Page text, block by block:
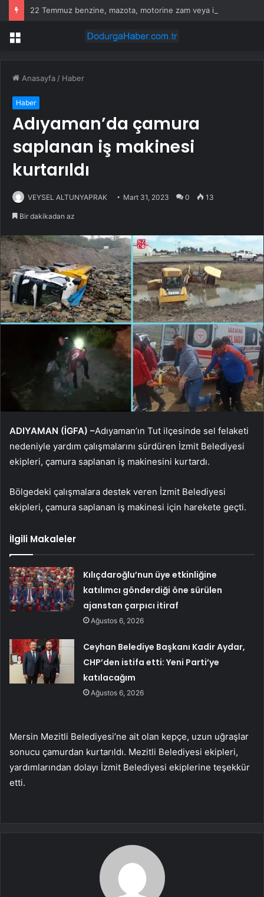
Menü
Anasayfa / Haber
Haber
Adıyaman’da çamura
saplanan iş makinesi
kurtarıldı
VEYSEL ALTUNYAPRAK Mart 31, 2023 0 13
Bir dakikadan az
ADIYAMAN (İGFA) –Adıyaman’ın Tut ilçesinde sel felaketi
nedeniyle yardım çalışmalarını sürdüren İzmit Belediyesi
ekipleri, çamura saplanan iş makinesini kurtardı.
Bölgedeki çalışmalara destek veren İzmit Belediyesi
ekipleri, çamura saplanan iş makinesi için harekete geçti.
İlgili Makaleler
Kılıçdaroğlu’nun üye etkinliğine
katılımcı gönderdiği öne sürülen
ajanstan çarpıcı itiraf
Ağustos 6, 2026
Ceyhan Belediye Başkanı Kadir Aydar,
CHP’den istifa etti: Yeni Parti’ye
katılacağım
Ağustos 6, 2026
Mersin Mezitli Belediyesi’ne ait olan kepçe, uzun uğraşlar
sonucu çamurdan kurtarıldı. Mezitli Belediyesi ekipleri,
yardımlarından dolayı İzmit Belediyesi ekiplerine teşekkür
etti.